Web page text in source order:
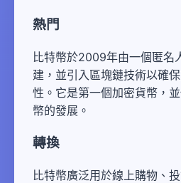
熱門
比特幣於2009年由一個匿名
建，並引入區塊鏈技術以確
性。它是第一個加密貨幣，
幣的發展。
轉換
比特幣廣泛用於線上購物、